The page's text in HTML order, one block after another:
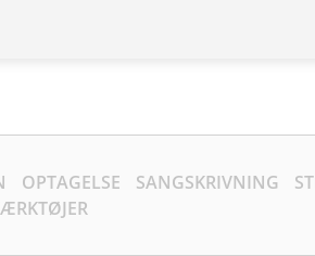
OPTAGELSE SANGSKRIVNING